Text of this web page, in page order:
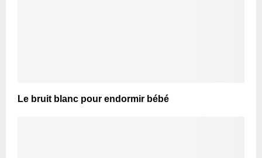
Le bruit blanc pour endormir bébé